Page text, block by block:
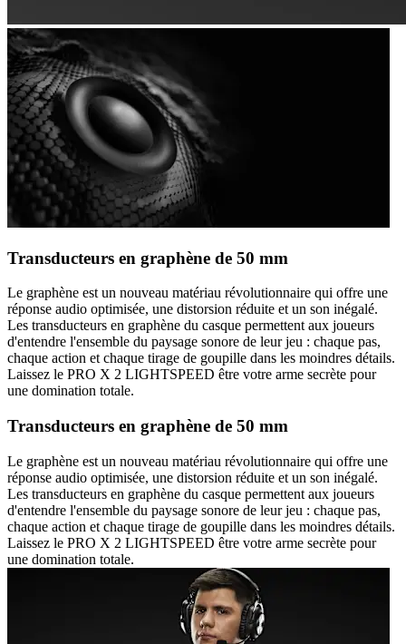
Transducteurs en graphène de 50 mm
Le graphène est un nouveau matériau révolutionnaire qui offre une
réponse audio optimisée, une distorsion réduite et un son inégalé.
Les transducteurs en graphène du casque permettent aux joueurs
d'entendre l'ensemble du paysage sonore de leur jeu : chaque pas,
chaque action et chaque tirage de goupille dans les moindres détails.
Laissez le PRO X 2 LIGHTSPEED être votre arme secrète pour
une domination totale.
Transducteurs en graphène de 50 mm
Le graphène est un nouveau matériau révolutionnaire qui offre une
réponse audio optimisée, une distorsion réduite et un son inégalé.
Les transducteurs en graphène du casque permettent aux joueurs
d'entendre l'ensemble du paysage sonore de leur jeu : chaque pas,
chaque action et chaque tirage de goupille dans les moindres détails.
Laissez le PRO X 2 LIGHTSPEED être votre arme secrète pour
une domination totale.